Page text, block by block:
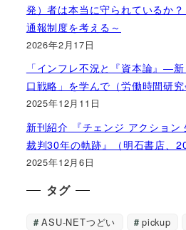
発）者は本当に守られているか
通報制度を考える～
2026年2月17日
「インフレ不況と『資本論』―
口戦略」を学んで（労働時間研究
2025年12月11日
新刊紹介 『チェンジ アクション
裁判30年の軌跡』（明石書店、
2025年12月6日
タグ
ASU-NETつどい pickup